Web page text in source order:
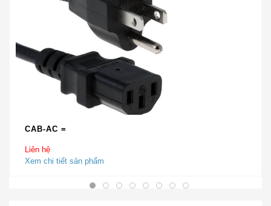
CAB-AC =
Liên hệ
Xem chi tiết sản phẩm